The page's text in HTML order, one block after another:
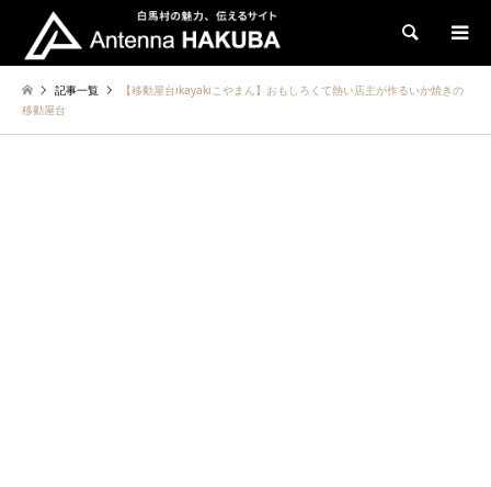
検索
記事一覧
【移動屋台ikayakiこやまん】おもしろくて熱い店主が作るいか焼きの
移動屋台